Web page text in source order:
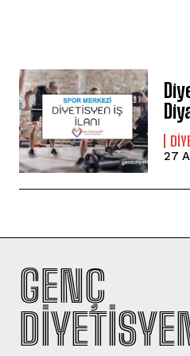
27
GENÇ